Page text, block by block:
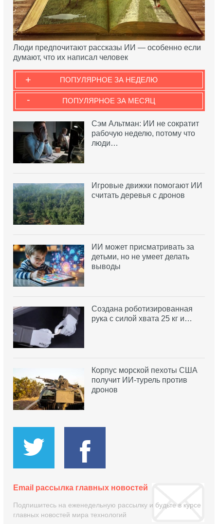
Люди предпочитают рассказы ИИ — особенно если
думают, что их написал человек
ПОПУЛЯРНОЕ ЗА НЕДЕЛЮ
+
ПОПУЛЯРНОЕ ЗА МЕСЯЦ
-
Сэм Альтман: ИИ не сократит
рабочую неделю, потому что
люди…
Игровые движки помогают ИИ
считать деревья с дронов
ИИ может присматривать за
детьми, но не умеет делать
выводы
Создана роботизированная
рука с силой хвата 25 кг и…
Корпус морской пехоты США
получит ИИ-турель против
дронов
Email рассылка главных новостей
Подпишитесь на еженедельную рассылку и будьте в курсе
главных новостей мира технологий